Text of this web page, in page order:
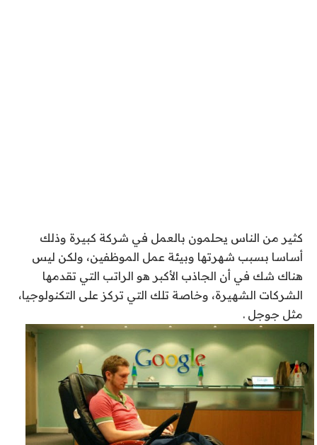
كثير من الناس يحلمون بالعمل في شركة كبيرة وذلك
أساسا بسبب شهرتها وبيئة عمل الموظفين، ولكن ليس
هناك شك في أن الجاذب الأكبر هو الراتب التي تقدمها
الشركات الشهيرة، وخاصة تلك التي تركز على التكنولوجيا،
مثل جوجل .